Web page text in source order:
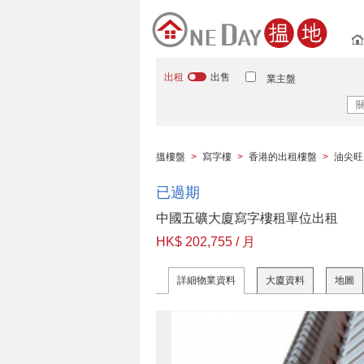
出租 出售 業主盤
搵樓盤 > 寫字樓 > 香港的出租樓盤 > 油尖旺
已過期
中國五礦大廈寫字樓租單位出租
HK$ 202,755 / 月
詳細物業資料 大廈資料 地圖